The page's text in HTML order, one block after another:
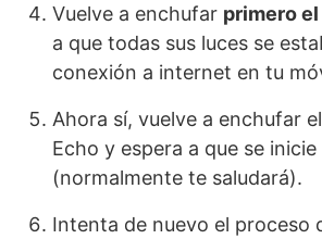
Vuelve a enchufar primero
a que todas sus luces se
conexión a internet en tu
Ahora sí, vuelve a enchufar
Echo y espera a que se
(normalmente te saludará).
Intenta de nuevo el proceso